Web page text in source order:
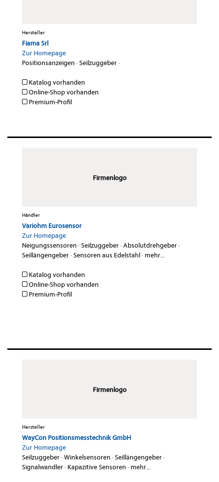
Hersteller
Fiama Srl
Zur Homepage
Positionsanzeigen ·Seilzuggeber·
Katalog vorhanden
Online-Shop vorhanden
Premium-Profil
Firmenlogo
Händler
Variohm Eurosensor
Zur Homepage
Neigungssensoren ·Seilzuggeber·Absolutdrehgeber·
Seillängengeber·Sensoren aus Edelstahl· mehr...
Katalog vorhanden
Online-Shop vorhanden
Premium-Profil
Firmenlogo
Hersteller
WayCon Positionsmesstechnik GmbH
Zur Homepage
Seilzuggeber·Winkelsensoren ·Seillängengeber·
Signalwandler· Kapazitive Sensoren · mehr...